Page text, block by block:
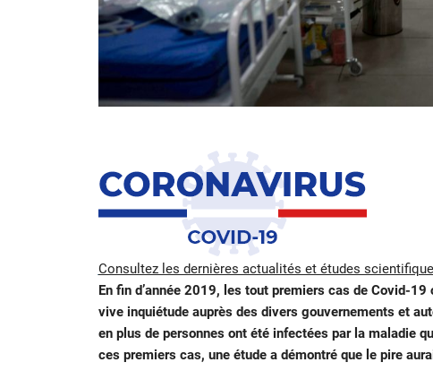
Consultez les dernières actualités et études
En fin d’année 2019, les tout premiers cas de Covid-
vive inquiétude auprès des divers gouvernements et
en plus de personnes ont été infectées par la maladie
ces premiers cas, une étude a démontré que le pire